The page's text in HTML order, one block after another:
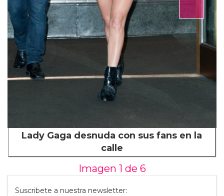
Lady Gaga desnuda con sus fans en la
calle
Imagen 1 de 6
Suscribete a nuestra newsletter: